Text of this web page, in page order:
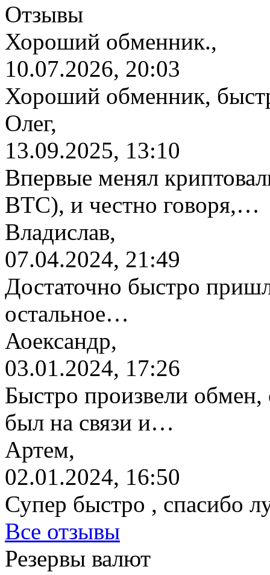
Отзывы
Хороший обменник.,
10.07.2026, 20:03
Хороший обменник,
Олег,
13.09.2025, 13:10
Впервые менял
BTC), и честно говоря,…
Владислав,
07.04.2024, 21:49
Достаточно быстро
остальное…
Аоександр,
03.01.2024, 17:26
Быстро произвели обмен,
был на связи и…
Артем,
02.01.2024, 16:50
Супер быстро , спасибо
Все отзывы
Резервы валют